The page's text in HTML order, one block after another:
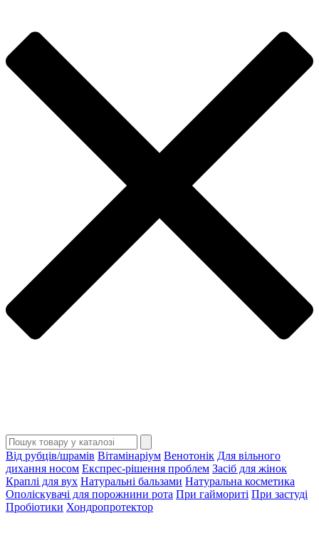
Від рубців/шрамів Вітамінаріум Венотонік Для вільного
дихання носом Експрес-рішення проблем Засіб для жінок
Краплі для вух Натуральні бальзами Натуральна косметика
Ополіскувачі для порожнини рота При гаймориті При застуді
Пробіотики Хондропротектор